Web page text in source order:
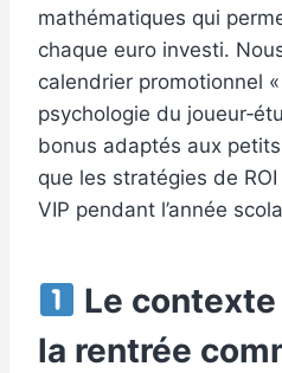
mathématiques qui
chaque euro investi.
calendrier promotionnel «
psychologie du
bonus adaptés aux
que les stratégies de
VIP pendant l’année
Le
la rentrée